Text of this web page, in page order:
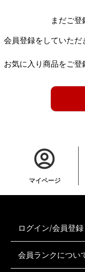
まだご
会員登録をしていた
お気に入り商品をご
マイページ
ログイン/会員登録
会員ランクについ